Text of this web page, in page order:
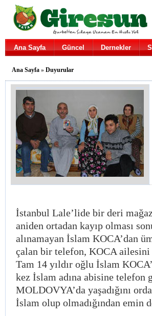
Ana Sayfa Güncel Dernekler
Ana Sayfa » Duyurular
İstanbul Lale’lide bir deri
aniden ortadan kayıp olması
alınamayan İslam KOCA’dan
çalan bir telefon, KOCA
Tam 14 yıldır oğlu İslam
kez İslam adına abisine
MOLDOVYA’da yaşadığını
İslam olup olmadığından emin